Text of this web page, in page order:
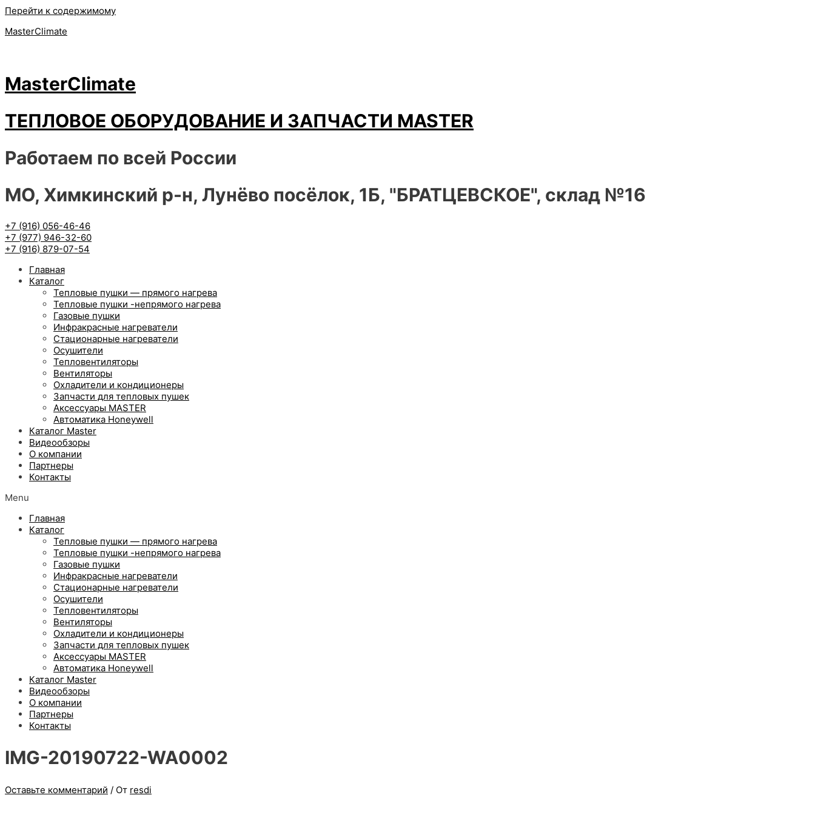
Перейти к содержимому
MasterClimate
MasterClimate
ТЕПЛОВОЕ ОБОРУДОВАНИЕ И ЗАПЧАСТИ MASTER
Работаем по всей России
МО, Химкинский р-н, Лунёво посёлок, 1Б, "БРАТЦЕВСКОЕ", склад №16
+7 (916) 056-46-46
+7 (977) 946-32-60
+7 (916) 879-07-54
Главная
Каталог
Тепловые пушки — прямого нагрева
Тепловые пушки -непрямого нагрева
Газовые пушки
Инфракрасные нагреватели
Стационарные нагреватели
Осушители
Тепловентиляторы
Вентиляторы
Охладители и кондиционеры
Запчасти для тепловых пушек
Аксессуары MASTER
Автоматика Honeywell
Каталог Master
Видеообзоры
О компании
Партнеры
Контакты
Menu
Главная
Каталог
Тепловые пушки — прямого нагрева
Тепловые пушки -непрямого нагрева
Газовые пушки
Инфракрасные нагреватели
Стационарные нагреватели
Осушители
Тепловентиляторы
Вентиляторы
Охладители и кондиционеры
Запчасти для тепловых пушек
Аксессуары MASTER
Автоматика Honeywell
Каталог Master
Видеообзоры
О компании
Партнеры
Контакты
IMG-20190722-WA0002
Оставьте комментарий / От resdi